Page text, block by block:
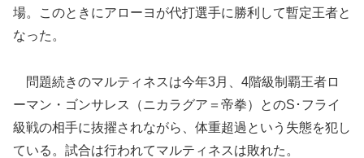
場。このときにアローヨが代打選手に勝利して暫定王者と
なった。
問題続きのマルティネスは今年3月、4階級制覇王者ロ
ーマン・ゴンサレス（ニカラグア＝帝拳）とのS･フライ
級戦の相手に抜擢されながら、体重超過という失態を犯し
ている。試合は行われてマルティネスは敗れた。